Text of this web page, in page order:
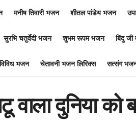
मनीष तिवारी भजन शीतल पांडेय भजन
सुरभि चतुर्वेदी भजन शुभम रूपम भजन बिंदु
विविध भजन चेतावनी भजन लिरिक्स सत्संग
वाला दुनिया को